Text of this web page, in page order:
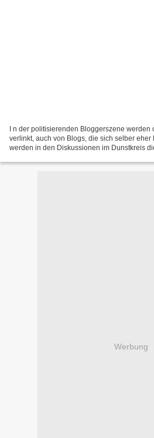
I n der politisierenden Bloggerszene werden
verlinkt, auch von Blogs, die sich selber
werden in den Diskussionen im Dunstkreis
Werbung